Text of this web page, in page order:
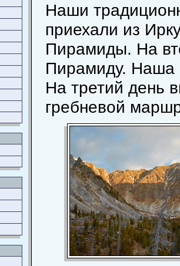
Наши
приехали из
Пирамиды. На
Пирамиду. Наша
На третий день
гребневой